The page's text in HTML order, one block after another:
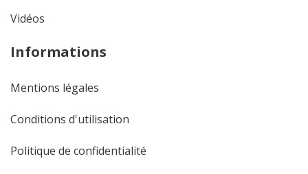
Vidéos
Informations
Mentions légales
Conditions d'utilisation
Politique de confidentialité